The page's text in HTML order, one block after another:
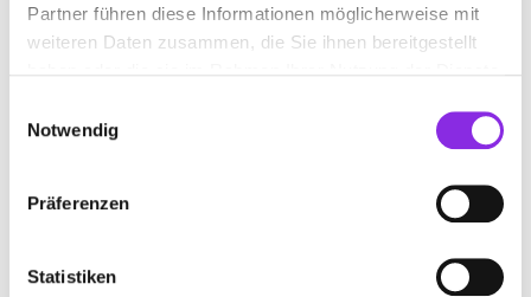
Partner führen diese Informationen möglicherweise mit
weiteren Daten zusammen, die Sie ihnen bereitgestellt
Notwendig
Präferenzen
StatistikenKapellenweg 3